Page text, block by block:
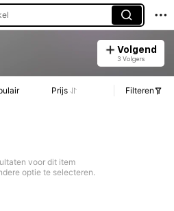
Volgend
3 Volgers
Prijs Filteren
voor dit item
optie te selecteren.